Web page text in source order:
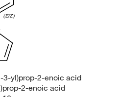
(E/Z)
3-yl)prop-2-enoic acid
2-enoic acid